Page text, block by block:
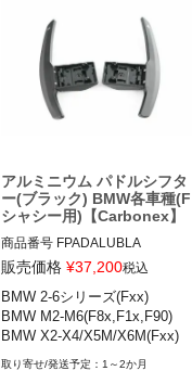
BMW M2(F87) 16-20
BMW M2コンペティション 18-2
BMW M3(F80) 13-19
BMW M4(F82) 13-19
アルミニウム パドルシフタ
ー(ブラック) BMW各車種(F
シャシー用)【Carbonex】
商品番号 FPADALUBLA
FPADALUBLA
BMW 2シリーズ(F22,F23)
BMW 3シリーズ(F30,F31)
BMW 4シリーズ(F32,F33,F36)
BMW 5シリーズ(F10)
販売価格 ¥37,200税込
BMW 2-6シリーズ(Fxx)
BMW M2-M6(F8x,F1x,F90)
BMW X2-X4/X5M/X6M(Fxx)
1～2か月